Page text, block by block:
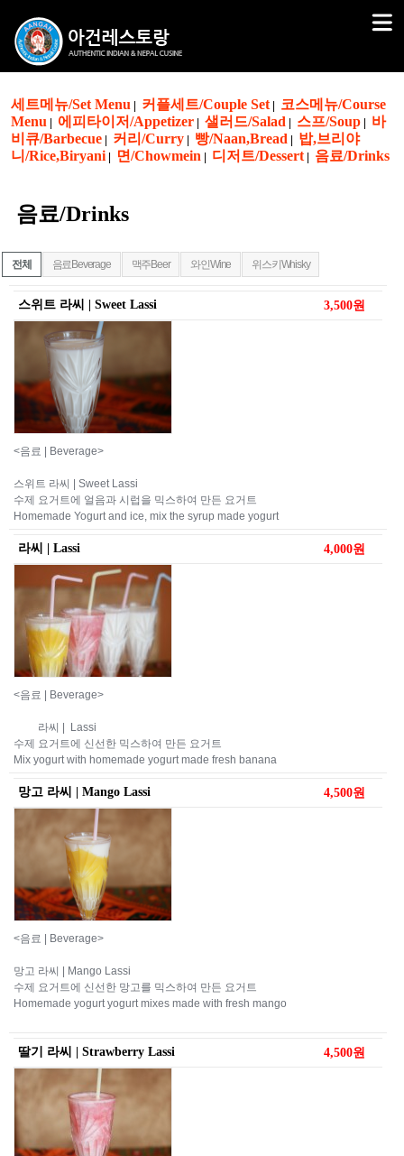
세트메뉴/Set Menu 커플세트/Couple Set| 코스메뉴/Course
Menu
에피타이저/Appetizer 샐러드/Salad 스프/Soup
바
비큐/Barbecue
커리/Curry 빵/Naan,Bread
밥,브리야
니/Rice,Biryani| 면/Chowmein 디저트/Dessert| 음료/Drinks
음료/Drinks
전체 음료Beverage 맥주Beer 와인Wine 위스키Whisky
스위트 라씨 | Sweet Lassi 3,500원
<음료 | Beverage>
스위트 라씨 | Sweet Lassi
수제 요거트에 얼음과 시럽을 믹스하여 만든 요거트
Homemade Yogurt and ice, mix the syrup made yogurt ​
라씨 | Lassi 4,000원
<음료 | Beverage>
라씨 | Lassi
수제 요거트에 신선한 믹스하여 만든 요거트
Mix yogurt with homemade yogurt made fresh banana
망고 라씨 | Mango Lassi 4,500원
<음료 | Beverage>
망고 라씨 | Mango Lassi
수제 요거트에 신선한 망고를 믹스하여 만든 요거트
Homemade yogurt yogurt mixes made with fresh mango
딸기 라씨 | Strawberry Lassi 4,500원